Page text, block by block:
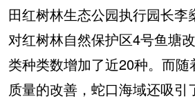
田红树林生态公园执行园长李
对红树林自然保护区4号鱼塘
类种类数增加了近20种。而
质量的改善，蛇口海域还吸引